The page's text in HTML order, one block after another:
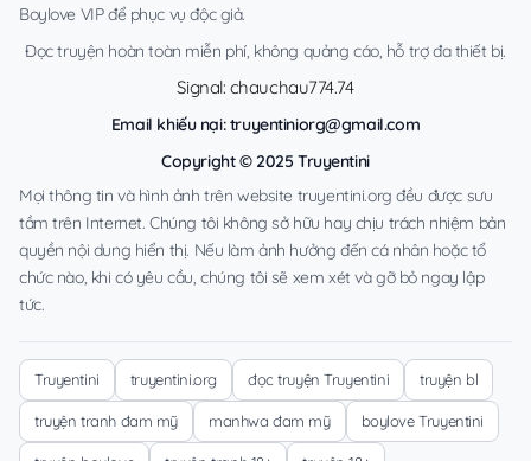
Boylove VIP để phục vụ độc giả.
Đọc truyện hoàn toàn miễn phí, không quảng cáo, hỗ trợ đa thiết bị.
Signal: chauchau774.74
Email khiếu nại:truyentiniorg@gmail.com
Copyright © 2025 Truyentini
Mọi thông tin và hình ảnh trên website truyentini.org đều được sưu
tầm trên Internet. Chúng tôi không sở hữu hay chịu trách nhiệm bản
quyền nội dung hiển thị. Nếu làm ảnh hưởng đến cá nhân hoặc tổ
chức nào, khi có yêu cầu, chúng tôi sẽ xem xét và gỡ bỏ ngay lập
tức.
Truyentini truyentini.org đọc truyện Truyentini truyện bl
truyện tranh đam mỹ manhwa đam mỹ boylove Truyentini